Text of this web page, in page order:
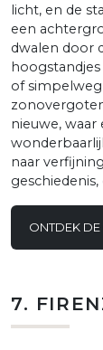
licht, en de
een
dwalen door
of
nieuwe,
naar
ONTDEK DE
7.